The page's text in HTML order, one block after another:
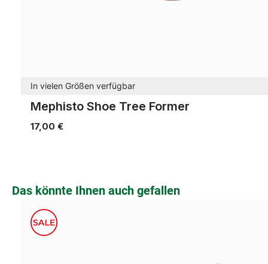
In vielen Größen verfügbar
Mephisto Shoe Tree Former
17,00 €
Produktgalerie überspringen
Das könnte Ihnen auch gefallen